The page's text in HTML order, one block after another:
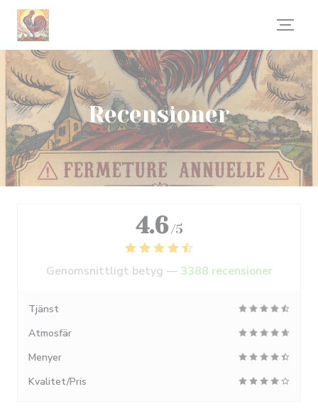
Cookie- hanteringspanel
Recensioner
4.6 /5
Genomsnittligt betyg — 3388 recensioner
Tjänst
Atmosfär
Menyer
Kvalitet/Pris